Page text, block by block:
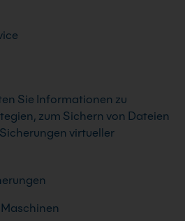
Sie Informationen zu
zum Sichern von Dateien
virtueller